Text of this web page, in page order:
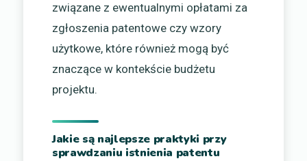
związane z ewentualnymi opłatami za
zgłoszenia patentowe czy wzory
użytkowe, które również mogą być
znaczące w kontekście budżetu
projektu.
Jakie są najlepsze praktyki przy
sprawdzaniu istnienia patentu